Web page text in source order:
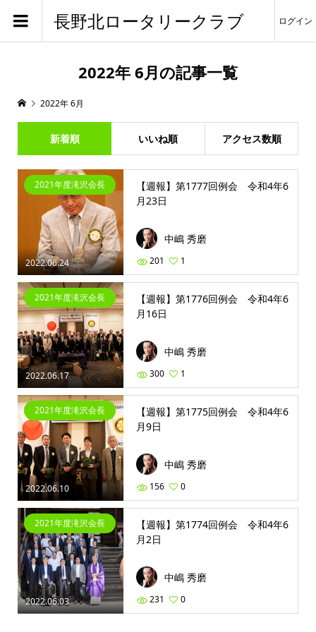
長野北ロータリークラブ ログイン
2022年 6月の記事一覧
2022年 6月
新着順 いいね順 アクセス数順
2022.06.24
2021年度滝沢会長
【週報】第1777回例会 令和4年6
月23日
中嶋 秀磨
201 1
2022.06.17
2021年度滝沢会長
【週報】第1776回例会 令和4年6
月16日
中嶋 秀磨
300 1
2022.06.10
2021年度滝沢会長
【週報】第1775回例会 令和4年6
月9日
中嶋 秀磨
156 0
2022.06.03
2021年度滝沢会長
【週報】第1774回例会 令和4年6
月2日
中嶋 秀磨
231 0